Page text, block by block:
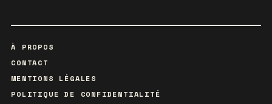
À PROPOS
CONTACT
MENTIONS LÉGALES
POLITIQUE DE CONFIDENTIALITÉ